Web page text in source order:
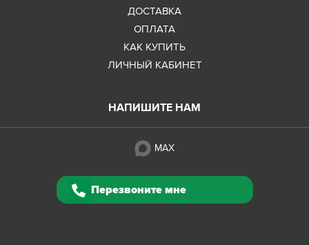
ДОСТАВКА
ОПЛАТА
КАК КУПИТЬ
ЛИЧНЫЙ КАБИНЕТ
НАПИШИТЕ НАМ
MAX
Перезвоните мне